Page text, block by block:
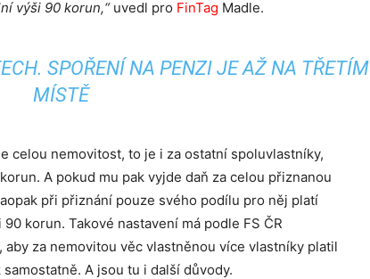
výši 90 korun,“ uvedl pro FinTag Madle.
SPOŘENÍ NA PENZI JE AŽ NA TŘETÍM
MÍSTĚ
celou nemovitost, to je i za ostatní spoluvlastníky,
A pokud mu pak vyjde daň za celou přiznanou
při přiznání pouze svého podílu pro něj platí
korun. Takové nastavení má podle FS ČR
za nemovitou věc vlastněnou více vlastníky platil
A jsou tu i další důvody.